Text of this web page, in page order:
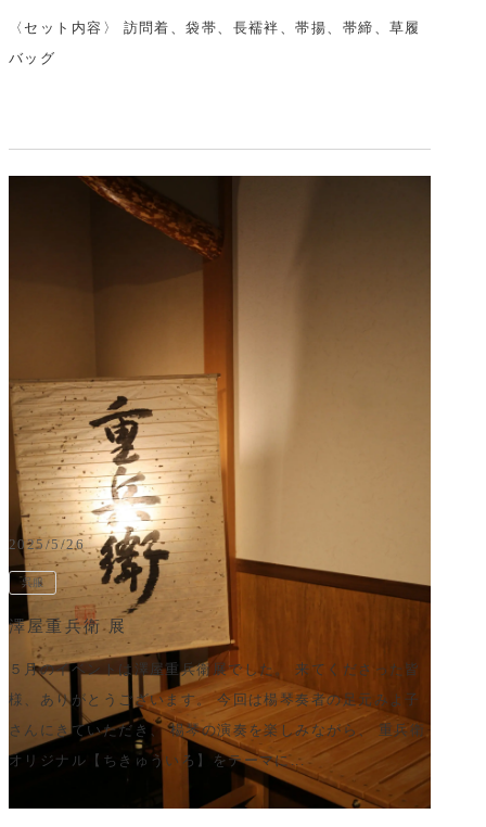
〈セット内容〉 訪問着、袋帯、長襦袢、帯揚、帯締、草履
バッグ
2025/5/26
呉服
澤屋重兵衛 展
５月のイベントは澤屋重兵衛展でした。 来てくださった皆
様、ありがとうございます。 今回は楊琴奏者の足元みよ子
さんにきていただき、 楊琴の演奏を楽しみながら、 重兵衛
オリジナル【ちきゅういろ】をテーマに...